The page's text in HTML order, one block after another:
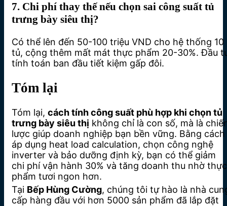
7. Chi phí thay thế nếu chọn sai công suất tủ
trưng bày siêu thị?
Có thể lên đến 50-100 triệu VND cho hệ thống 10
tủ, cộng thêm mất mát thực phẩm 20-30%. Đầu
tính toán ban đầu tiết kiệm gấp đôi.
Tóm lại
Tóm lại, cách tính công suất phù hợp khi chọn tủ
trưng bày siêu thị không chỉ là con số, mà là
lược giúp doanh nghiệp bạn bền vững. Bằng cách
áp dụng heat load calculation, chọn công nghệ
inverter và bảo dưỡng định kỳ, bạn có thể giảm
chi phí vận hành 30% và tăng doanh thu nhờ thực
phẩm tươi ngon hơn.
Tại Bếp Hùng Cường, chúng tôi tự hào là nhà
cấp hàng đầu với hơn 5000 sản phẩm đã lắp đặt